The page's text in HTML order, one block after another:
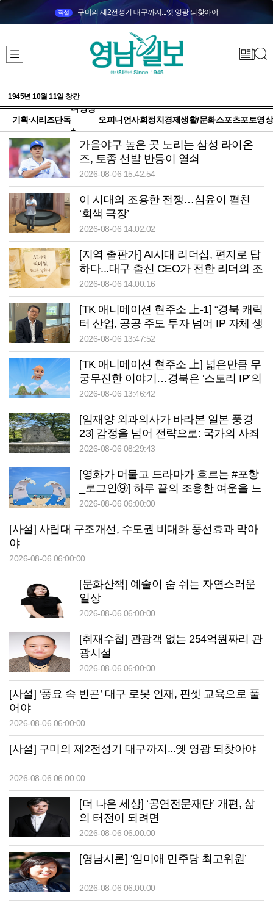
직설 구미의 제2전성기 대구까지...옛 영광 되찾아야
1945년 10월 11일 창간
기획·시리즈단독
다양성
+
오피니언사회정치 경제생활/문화스포츠포토영상
가을야구 높은 곳 노리는 삼성 라이온
즈, 토종 선발 반등이 열쇠
2026-08-06 15:42:54
이 시대의 조용한 전쟁…심윤이 펼친
‘회색 극장’
2026-08-06 14:02:02
[지역 출판가] AI시대 리더십, 편지로 답
하다...대구 출신 CEO가 전한 리더의 조
건
2026-08-06 14:00:16
[TK 애니메이션 현주소 上-1] “경북 캐릭
터 산업, 공공 주도 투자 넘어 IP 자체 생
태계 구축 필요”
2026-08-06 13:47:52
[TK 애니메이션 현주소 上] 넓은만큼 무
궁무진한 이야기…경북은 ‘스토리 IP’의
원천
2026-08-06 13:46:42
[임재양 외과의사가 바라본 일본 풍경
23] 감정을 넘어 전략으로: 국가의 사죄
2026-08-06 08:29:43
[영화가 머물고 드라마가 흐르는 #포항
_로그인⑨] 하루 끝의 조용한 여운을 느
끼고 싶을 때 ‘월포역’
2026-08-06 06:00:00
[사설] 사립대 구조개선, 수도권 비대화 풍선효과 막아
야
2026-08-06 06:00:00
[문화산책] 예술이 숨 쉬는 자연스러운
일상
2026-08-06 06:00:00
[취재수첩] 관광객 없는 254억원짜리 관
광시설
2026-08-06 06:00:00
[사설] ‘풍요 속 빈곤’ 대구 로봇 인재, 핀셋 교육으로 풀
어야
2026-08-06 06:00:00
[사설] 구미의 제2전성기 대구까지...옛 영광 되찾아야
2026-08-06 06:00:00
[더 나은 세상] ‘공연전문재단’ 개편, 삶
의 터전이 되려면
2026-08-06 06:00:00
[영남시론] ‘임미애 민주당 최고위원’
2026-08-06 06:00:00